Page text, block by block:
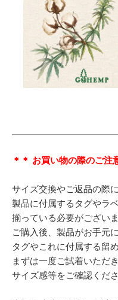
＊＊ お買い物の際のご注
サイズ交換やご返品の際に
製品に付属するタグやラ
揃っている必要がございま
ご購入後、製品がお手元
タグやこれに付属する留
まずは一度ご試着いただき
サイズ感等をご確認くださ